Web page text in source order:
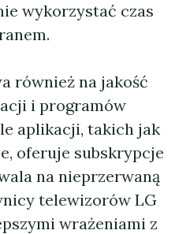
wykorzystać czas
również na jakość
i programów
aplikacji, takich jak
oferuje subskrypcje
na nieprzerwaną
telewizorów LG
wrażeniami z